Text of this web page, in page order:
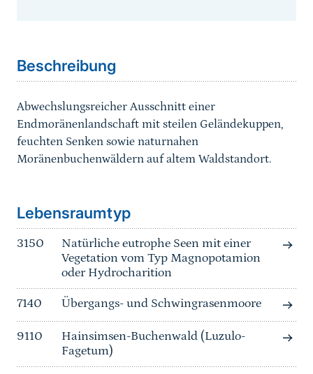
Beschreibung
Abwechslungsreicher Ausschnitt einer
Endmoränenlandschaft mit steilen Geländekuppen,
feuchten Senken sowie naturnahen
Moränenbuchenwäldern auf altem Waldstandort.
Lebensraumtyp
3150
Natürliche eutrophe Seen mit einer
Vegetation vom Typ Magnopotamion
oder Hydrocharition
7140 Übergangs- und Schwingrasenmoore
9110
Hainsimsen-Buchenwald (Luzulo-
Fagetum)